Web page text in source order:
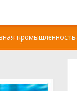
промышленность